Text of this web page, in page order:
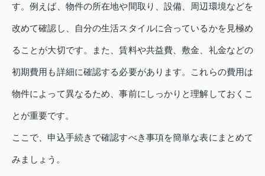
す。例えば、物件の所在地や間取り、設備、周辺環境などを
改めて確認し、自分の生活スタイルに合っているかを見極め
ることが大切です。また、賃料や共益費、敷金、礼金などの
初期費用も詳細に確認する必要があります。これらの費用は
物件によって異なるため、事前にしっかりと理解しておくこ
とが重要です。
ここで、申込手続きで確認すべき事項を簡単な表にまとめて
みましょう。